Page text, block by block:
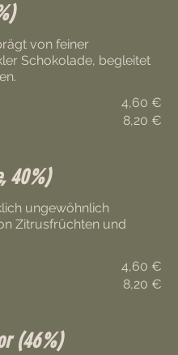
von feiner
Schokolade, begleitet
4,60 €
8,20 €
40%)
ungewöhnlich
Zitrusfrüchten und
4,60 €
8,20 €
(46%)